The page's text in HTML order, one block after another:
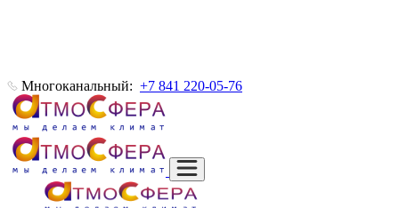
Многоканальный: +7 841 220-05-76